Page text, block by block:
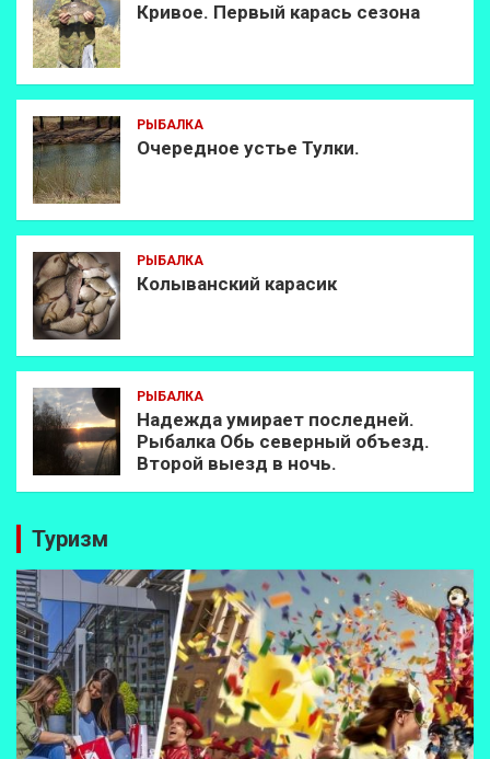
Кривое. Первый карась сезона
РЫБАЛКА
Очередное устье Тулки.
РЫБАЛКА
Колыванский карасик
РЫБАЛКА
Надежда умирает последней.
Рыбалка Обь северный объезд.
Второй выезд в ночь.
Туризм